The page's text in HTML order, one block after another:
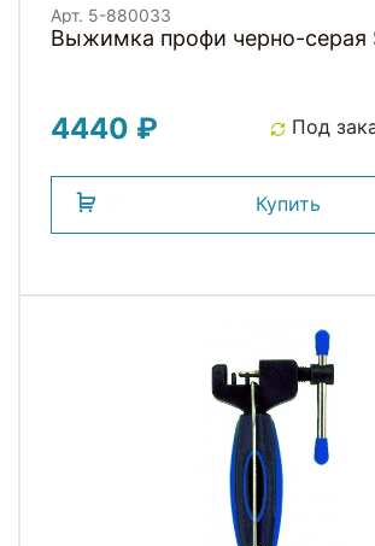
Арт. 5-880033
Выжимка профи черно-серая
4440 ₽ Под
Купить